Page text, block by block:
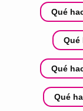
Qué
Qué
Qué
Qué